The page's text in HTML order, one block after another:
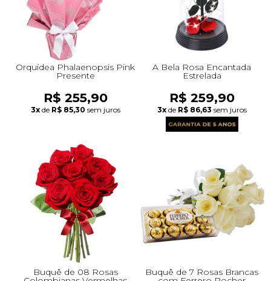
Orquídea Phalaenopsis Pink
Presente
R$ 255,90
3x de R$ 85,30 sem juros
A Bela Rosa Encantada
Estrelada
R$ 259,90
3x de R$ 86,63 sem juros
Buquê de 08 Rosas Buquê de 7 Rosas Brancas